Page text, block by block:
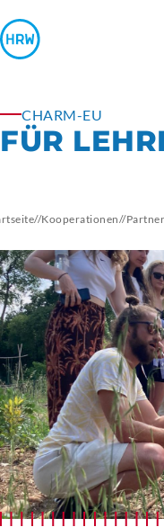
CHARM-EU
FÜR
//Kooperationen//